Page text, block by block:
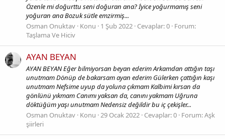
Özenle mi doğurttu seni doğuran ana? İyice yoğurmamış seni
yoğuran ana Bozuk sütle emzirmiş...
Osman Onuktav Konu 1 Şub 2022 Cevaplar: 0 Forum:
Taşlama Ve Hiciv
AYAN BEYAN
AYAN BEYAN Eğer bilmiyorsan beyan ederim Arkamdan attığın taşı
unutmam Dönüp de bakarsam ayan ederim Gülerken çattığın kaşı
unutmam Nefsime uyup da yoluna çıkmam Kalbimi kırsan da
gönlünü yıkmam Canımı yaksan da, canını yakmam Uğruna
döktüğüm yaşı unutmam Nedensiz değildir bu iç çekişler...
Osman Onuktav Konu 29 Ocak 2022 Cevaplar: 0 Forum:Aşk
şiirleri